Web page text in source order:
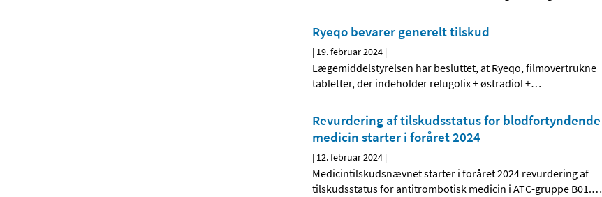
Ryeqo bevarer generelt tilskud
| 19. februar 2024 |
Lægemiddelstyrelsen har besluttet, at Ryeqo, filmovertrukne
tabletter, der indeholder relugolix + østradiol +…
Revurdering af tilskudsstatus for blodfortyndende
medicin starter i foråret 2024
| 12. februar 2024 |
Medicintilskudsnævnet starter i foråret 2024 revurdering af
tilskudsstatus for antitrombotisk medicin i ATC-gruppe B01.…